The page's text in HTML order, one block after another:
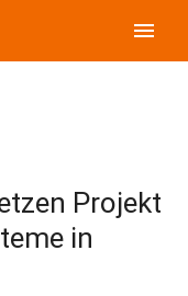
menu
Projekt
in